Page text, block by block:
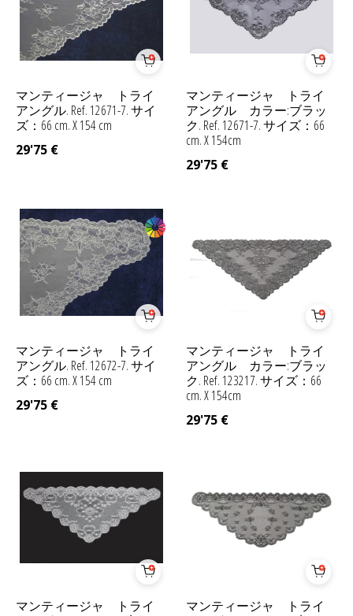
マンティージャ トライ
アングル. Ref. 12671-7. サイ
ズ：66 cm. X 154 cm
29'75 €
マンティージャ トライ
アングル カラー:ブラッ
ク. Ref. 12671-7. サイズ：66
cm. X 154cm
29'75 €
マンティージャ トライ
アングル. Ref. 12672-7. サイ
ズ：66 cm. X 154 cm
29'75 €
マンティージャ トライ
アングル カラー:ブラッ
ク. Ref. 123217. サイズ：66
cm. X 154cm
29'75 €
マンティージャ トライ
マンティージャ トライ